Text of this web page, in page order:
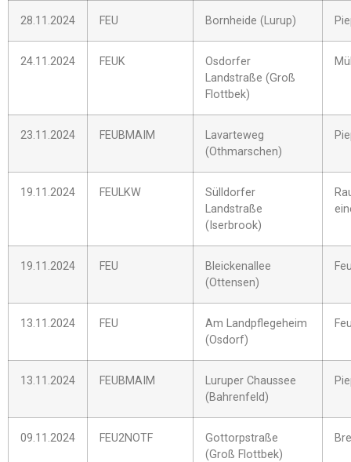
28.11.2024 FEU Bornheide (Lurup)
24.11.2024 FEUK
Osdorfer
Landstraße (Groß
Flottbek)
23.11.2024 FEUBMAIM
Lavarteweg
(Othmarschen)
19.11.2024 FEULKW
Sülldorfer
Landstraße
(Iserbrook)
19.11.2024 FEU
Bleickenallee
(Ottensen)
13.11.2024 FEU
Am Landpflegeheim
(Osdorf)
13.11.2024 FEUBMAIM
Luruper Chaussee
(Bahrenfeld)
09.11.2024 FEU2NOTF
Gottorpstraße
(Groß Flottbek)